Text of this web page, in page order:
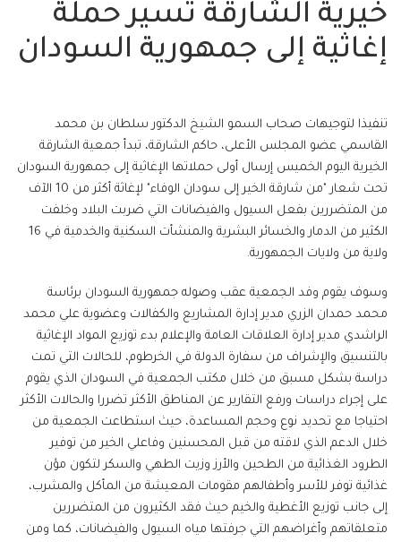
خيرية الشارقة تسير حملة
إغاثية إلى جمهورية السودان
تنفيذا لتوجيهات صحاب السمو الشيخ الدكتور سلطان بن محمد
القاسمي عضو المجلس الأعلى، حاكم الشارقة، تبدأ جمعية الشارقة
الخيرية اليوم الخميس إرسال أولى حملاتها الإغاثية إلى جمهورية السودان
تحت شعار "من شارقة الخير إلى سودان الوفاء" لإغاثة أكثر من 10 الآف
من المتضررين بفعل السيول والفيضانات التي ضربت البلاد وخلفت
الكثير من الدمار والخسائر البشرية والمنشأت السكنية والخدمية في 16
ولاية من ولايات الجمهورية.
وسوف يقوم وفد الجمعية عقب وصوله جمهورية السودان برئاسة
محمد حمدان الزري مدير إدارة المشاريع والكفالات وعضوية علي محمد
الراشدي مدير إدارة العلاقات العامة والإعلام بدء توزيع المواد الإغاثية
بالتنسيق والإشراف من سفارة الدولة في الخرطوم، للحالات التي تمت
دراسة بشكل مسبق من خلال مكتب الجمعية في السودان الذي يقوم
على إجراء دراسات ورفع التقارير عن المناطق الأكثر تضررا والحالات الأكثر
احتياجا مع تحديد نوع وحجم المساعدة، حيث استطاعت الجمعية من
خلال الدعم الذي لاقته من قبل المحسنين وفاعلي الخير من توفير
الطرود الغذائية من الطحين والأرز وزيت الطهي والسكر لتكون مؤن
غذائية توفر للأسر وأطفالهم مقومات المعيشة من المأكل والمشرب،
إلى جانب توزيع الأغطية والخيم حيث فقد الكثيرون من المتضررين
متعلقاتهم وأغراضهم التي جرفتها مياه السيول والفيضانات، كما ومن